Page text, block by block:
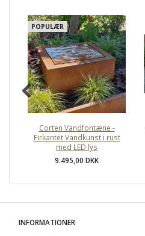
POPULÆR
Corten Vandfontæne -
Firkantet Vandkunst i rust
med LED lys
9.495,00 DKK
INFORMATIONER